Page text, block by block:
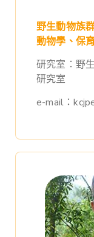
野生動物族
動物學、保
研究室：野
研究室
e-mail：